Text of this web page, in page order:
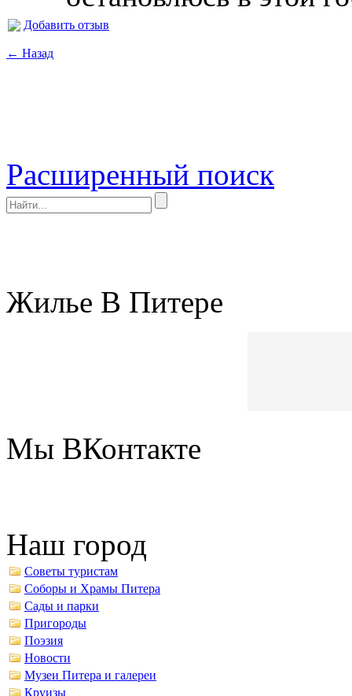
Добавить отзыв
← Назад
Расширенный поиск
Жилье В Питере
Мы ВКонтакте
Наш город
Советы туристам
Соборы и Храмы Питера
Сады и парки
Пригороды
Поэзия
Новости
Музеи Питера и галереи
Круизы